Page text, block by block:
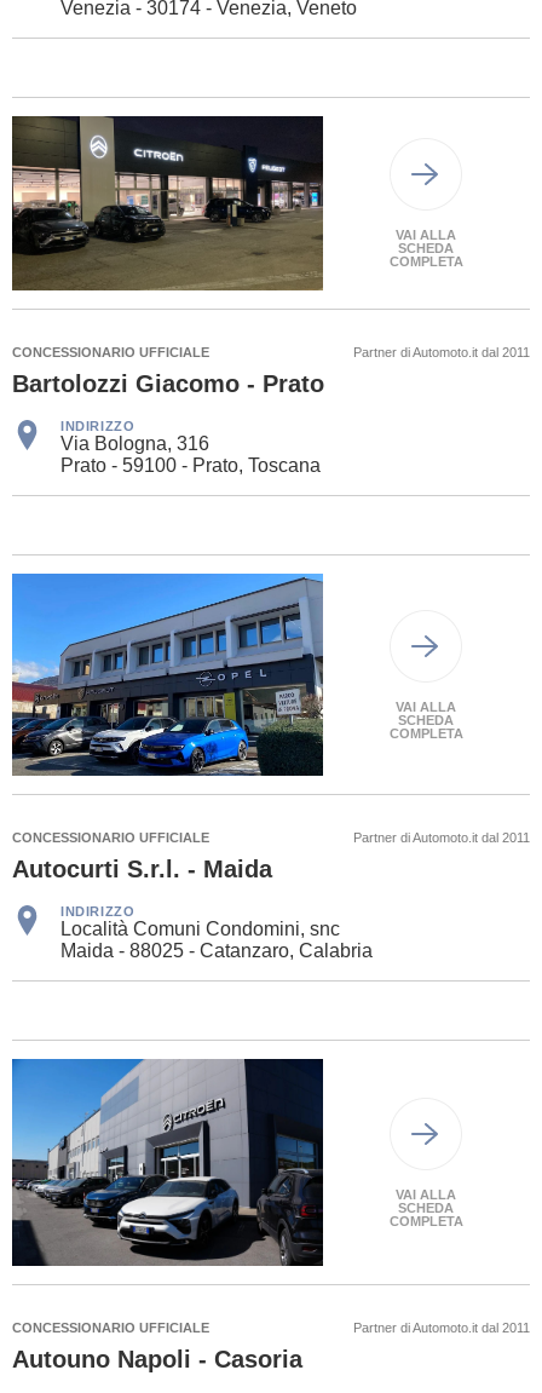
Venezia - 30174 - Venezia, Veneto
VAI ALLA
SCHEDA
COMPLETA
CONCESSIONARIO UFFICIALE Partner di Automoto.it dal 2011
Bartolozzi Giacomo - Prato
INDIRIZZO
Via Bologna, 316
Prato - 59100 - Prato, Toscana
VAI ALLA
SCHEDA
COMPLETA
CONCESSIONARIO UFFICIALE Partner di Automoto.it dal 2011
Autocurti S.r.l. - Maida
INDIRIZZO
Località Comuni Condomini, snc
Maida - 88025 - Catanzaro, Calabria
VAI ALLA
SCHEDA
COMPLETA
CONCESSIONARIO UFFICIALE Partner di Automoto.it dal 2011
Autouno Napoli - Casoria